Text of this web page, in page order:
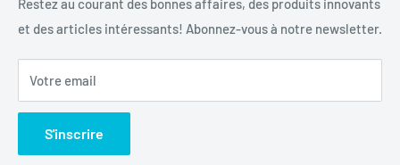
Politique de remboursement
Restez au courant des bonnes affaires, des produits innovants
et des articles intéressants! Abonnez-vous à notre newsletter.
Votre email
S'inscrire